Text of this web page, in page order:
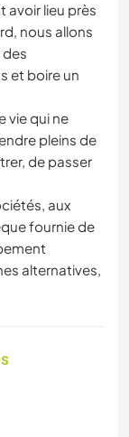
avoir lieu près
nous allons
et boire un
vie qui ne
pleins de
de passer
aux
fournie de
alternatives,